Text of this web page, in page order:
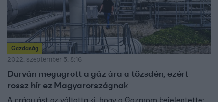
Gazdaság
2022. szeptember 5. 8:16
Durván megugrott a gáz ára a tőzsdén, ezért
rossz hír ez Magyarországnak
A drágulást az váltotta ki, hogy a Gazprom bejelentette: